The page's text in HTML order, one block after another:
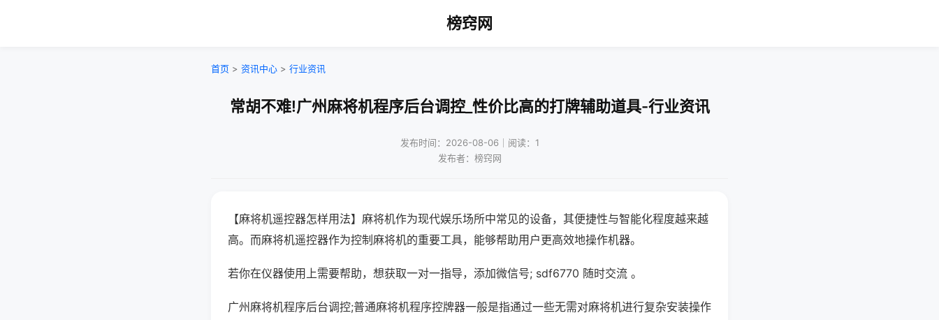
榜窍网
首页 > 资讯中心 > 行业资讯
常胡不难!广州麻将机程序后台调控_性价比高的打牌辅助道具-行业资讯
发布时间：2026-08-06｜阅读：1
发布者：榜窍网
【麻将机遥控器怎样用法】麻将机作为现代娱乐场所中常见的设备，其便捷性与智能化程度越来越
高。而麻将机遥控器作为控制麻将机的重要工具，能够帮助用户更高效地操作机器。
若你在仪器使用上需要帮助，想获取一对一指导，添加微信号; sdf6770 随时交流 。
广州麻将机程序后台调控;普通麻将机程序控牌器一般是指通过一些无需对麻将机进行复杂安装操作